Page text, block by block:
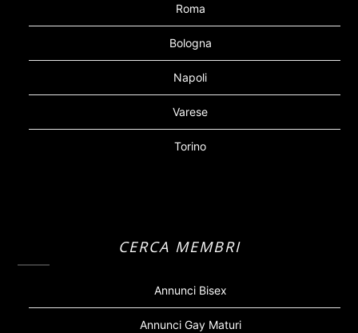
Roma
Bologna
Napoli
Varese
Torino
CERCA MEMBRI
Annunci Bisex
Annunci Gay Maturi